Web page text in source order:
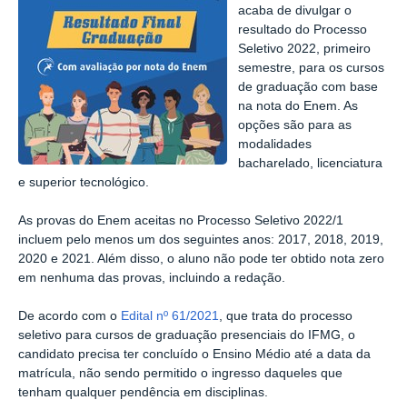
acaba de divulgar o
resultado do Processo
Seletivo 2022, primeiro
semestre, para os cursos
de graduação com base
na nota do Enem. As
opções são para as
modalidades
bacharelado, licenciatura
e superior tecnológico.
As provas do Enem aceitas no Processo Seletivo 2022/1
incluem pelo menos um dos seguintes anos: 2017, 2018, 2019,
2020 e 2021. Além disso, o aluno não pode ter obtido nota zero
em nenhuma das provas, incluindo a redação.
De acordo com o Edital nº 61/2021
, que trata do processo
seletivo para cursos de graduação presenciais do IFMG, o
candidato precisa ter concluído o Ensino Médio até a data da
matrícula, não sendo permitido o ingresso daqueles que
tenham qualquer pendência em disciplinas.